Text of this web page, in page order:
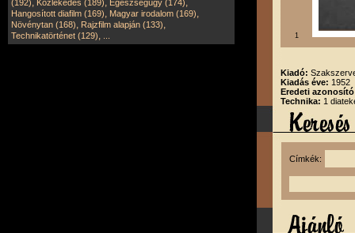
(192), Közlekedés (189), Egészségügy (174),
Hangosított diafilm (169), Magyar irodalom (169),
Növénytan (168), Rajzfilm alapján (133),
Technikatörténet (129), 1
Kiadó:
Kiadás éve: 1952
Eredeti
Technika: 1
Címkék: